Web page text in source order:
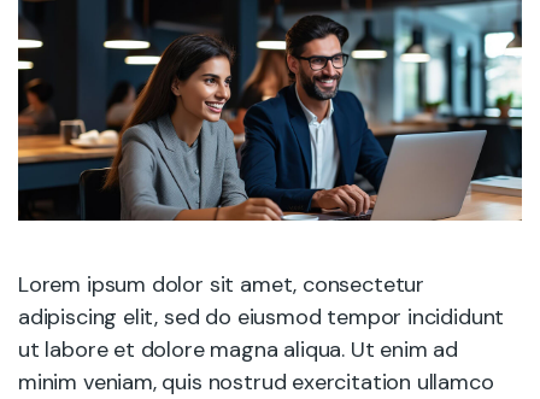
Lorem ipsum dolor sit amet, consectetur
adipiscing elit, sed do eiusmod tempor incididunt
ut labore et dolore magna aliqua. Ut enim ad
minim veniam, quis nostrud exercitation ullamco